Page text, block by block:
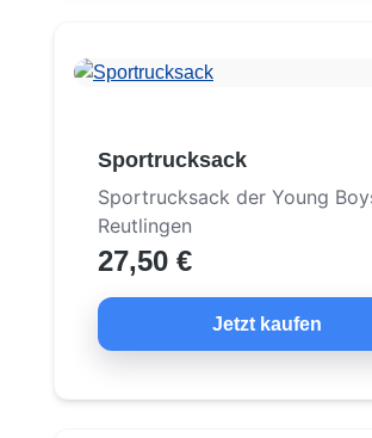
Sportrucksack
Sportrucksack der Young
Reutlingen
27,50 €
Jetzt kaufen